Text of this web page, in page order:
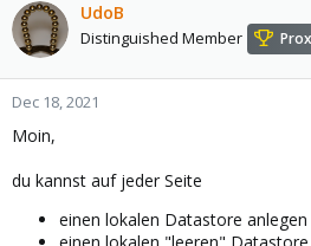
UdoB
Distinguished Member
Dec 18, 2021
Moin,
du kannst auf jeder Seite
einen lokalen Datastore